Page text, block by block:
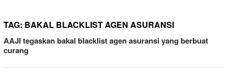
TAG: BAKAL BLACKLIST AGEN ASURANSI
AAJI tegaskan bakal blacklist agen asuransi yang berbuat
curang